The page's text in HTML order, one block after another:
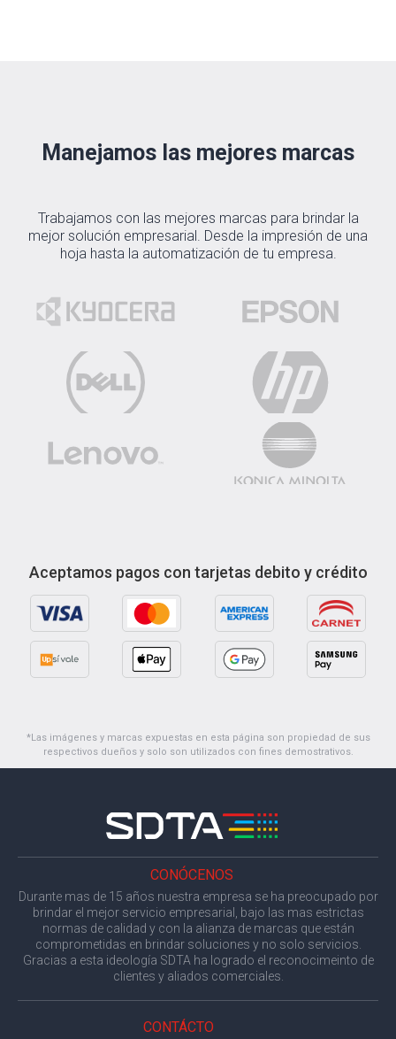
Manejamos las mejores marcas
Trabajamos con las mejores marcas para brindar la
mejor solución empresarial. Desde la impresión de una
hoja hasta la automatización de tu empresa.
Aceptamos pagos con tarjetas debito y crédito
*Las imágenes y marcas expuestas en esta página son propiedad de sus
respectivos dueños y solo son utilizados con fines demostrativos.
CONÓCENOS
Durante mas de 15 años nuestra empresa se ha preocupado por
brindar el mejor servicio empresarial, bajo las mas estrictas
normas de calidad y con la alianza de marcas que están
comprometidas en brindar soluciones y no solo servicios.
Gracias a esta ideología SDTA ha logrado el reconocimeinto de
clientes y aliados comerciales.
CONTÁCTO